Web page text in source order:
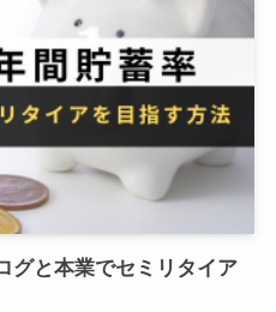
グと本業でセミリタイア